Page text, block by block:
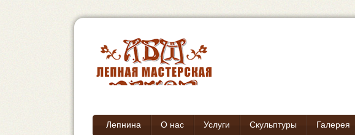
Лепнина О нас Услуги Скульптуры Галерея